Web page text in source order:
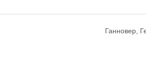
Ганновер,